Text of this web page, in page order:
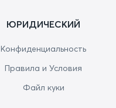
ЮРИДИЧЕСКИЙ
Конфиденциальность
Правила и Условия
Файл куки